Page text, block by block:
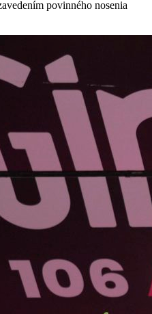
povinného nosenia